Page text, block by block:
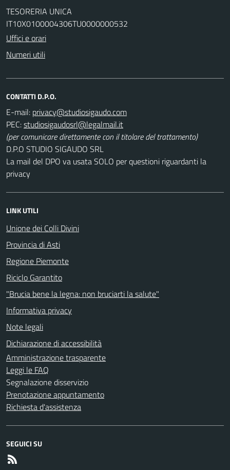
TESORERIA UNICA
IT10X0100004306TU0000000532
Uffici e orari
Numeri utili
CONTATTI D.P.O.
E-mail:
PEC:
(per comunicare direttamente con il titolare del trattamento)
D.P.O STUDIO SIGAUDO SRL
La mail del DPO va usata SOLO per questioni riguardanti la
privacy
LINK UTILI
Unione dei Colli Divini
Provincia di Asti
Regione Piemonte
Riciclo Garantito
"Brucia bene la legna: non bruciarti la salute"
Informativa privacy
Note legali
Dichiarazione di accessibilità
Amministrazione trasparente
Leggi le FAQ
Segnalazione disservizio
Prenotazione appuntamento
Richiesta d'assistenza
SEGUICI SU